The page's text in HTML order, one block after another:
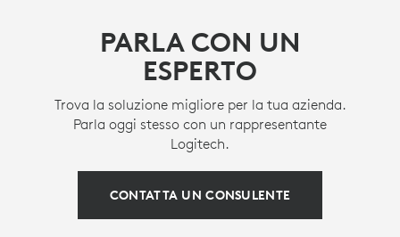
PARLA CON UN
ESPERTO
Trova la soluzione migliore per la tua azienda.
Parla oggi stesso con un rappresentante
Logitech.
CONTATTA UN CONSULENTE